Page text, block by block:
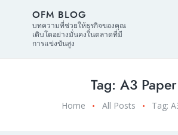
OFM BLOG
บทความที่ช่วยให้ธุรกิจของคุณ
เติบโตอย่างมั่นคงในตลาดที่มี
การแข่งขันสูง
Tag: A3 Paper
Home All Posts Tag: